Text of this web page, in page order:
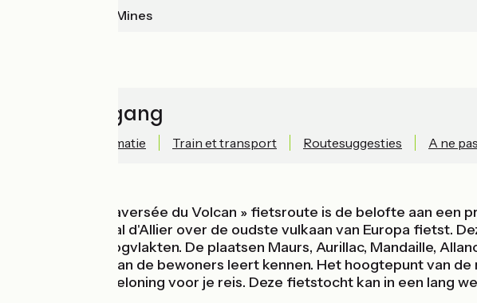
Brassac-les-Mines
Snelle toegang
Technische informatie Train et transport Routesuggesties A ne
De « Grande Traversée du Volcan » fietsroute is de belofte aan
natuurgebied val d'Allier over de oudste vulkaan van Europa fietst.
vulkanen en hoogvlakten. De plaatsen Maurs, Aurillac, Mandaille,
leefomgeving van de bewoners leert kennen. Het hoogtepunt van
welverdiende beloning voor je reis. Deze fietstocht kan in een lang